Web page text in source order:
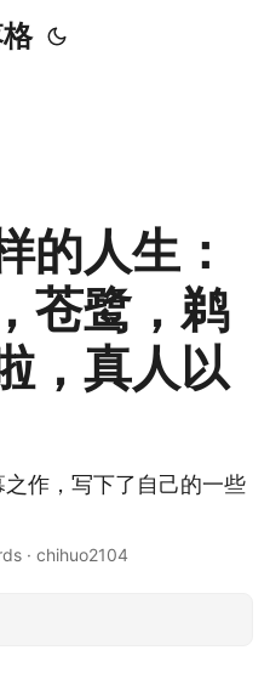
的人生：
苍鹭，鹈
，真人以
作，写下了自己的一些
· chihuo2104